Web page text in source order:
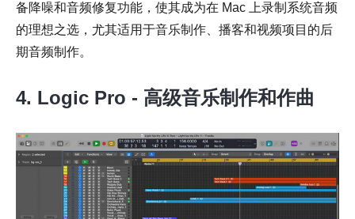
备降噪和音频修复功能，使其成为在 Mac 上录制系统音频
的理想之选，尤其适用于音乐制作、播客和视频项目的后
期音频制作。
4. Logic Pro - 高级音乐制作和作曲